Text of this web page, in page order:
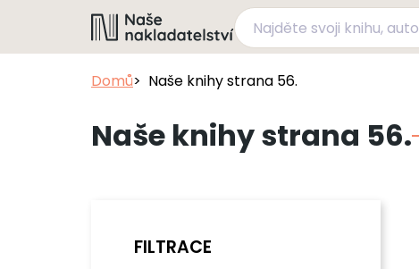
Domů Naše knihy strana 56.
Naše knihy strana 56.
FILTRACE